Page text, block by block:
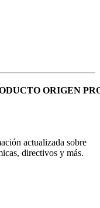
ORIGEN
actualizada sobre
directivos y más.